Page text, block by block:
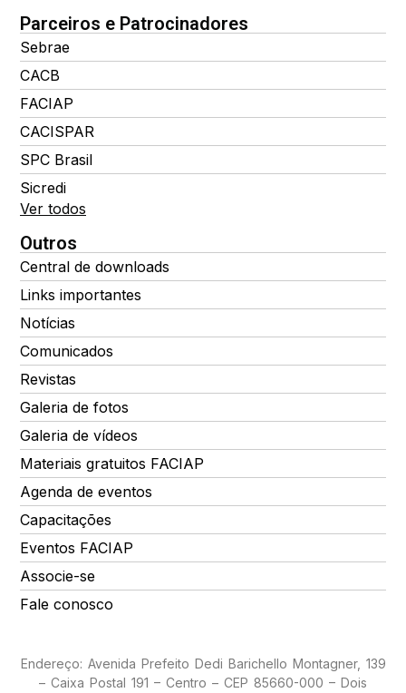
Parceiros e Patrocinadores
Sebrae
CACB
FACIAP
CACISPAR
SPC Brasil
Sicredi
Ver todos
Outros
Central de downloads
Links importantes
Notícias
Comunicados
Revistas
Galeria de fotos
Galeria de vídeos
Materiais gratuitos FACIAP
Agenda de eventos
Capacitações
Eventos FACIAP
Associe-se
Fale conosco
Endereço: Avenida Prefeito Dedi Barichello Montagner, 139
– Caixa Postal 191 – Centro – CEP 85660-000 – Dois